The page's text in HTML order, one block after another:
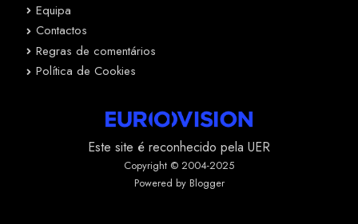
Equipa
Contactos
Regras de comentários
Política de Cookies
Este site é reconhecido pela UER
Copyright © 2004-2025
Powered by Blogger